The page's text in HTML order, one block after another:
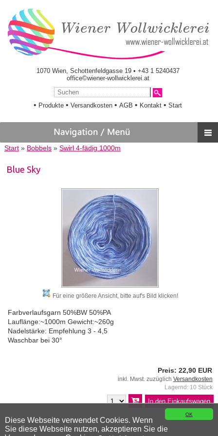
OK
Diese Webseite verwendet Cookies. Wenn
Sie diese Webseite nutzen, akzeptieren Sie die
1070 Wien, Schottenfeldgasse 19 • +43 1 5240437
office©wiener-wollwicklerei.at
• Produkte •Versandkosten •AGB • Kontakt •Start
Start» Bobbels» Swirl 4-fädig 1000m
Blue Sky
Für eine größere Ansicht, bitte auf's Bild klicken!
Farbverlaufsgarn 50%BW 50%PA
Lauflänge:~1000m Gewicht:~260g
Nadelstärke: Empfehlung 3 - 4,5
Waschbar bei 30°
Preis: 22,90 EUR
inkl. Mwst. zuzüglich Versandkosten
Lagernd: 10 Stück